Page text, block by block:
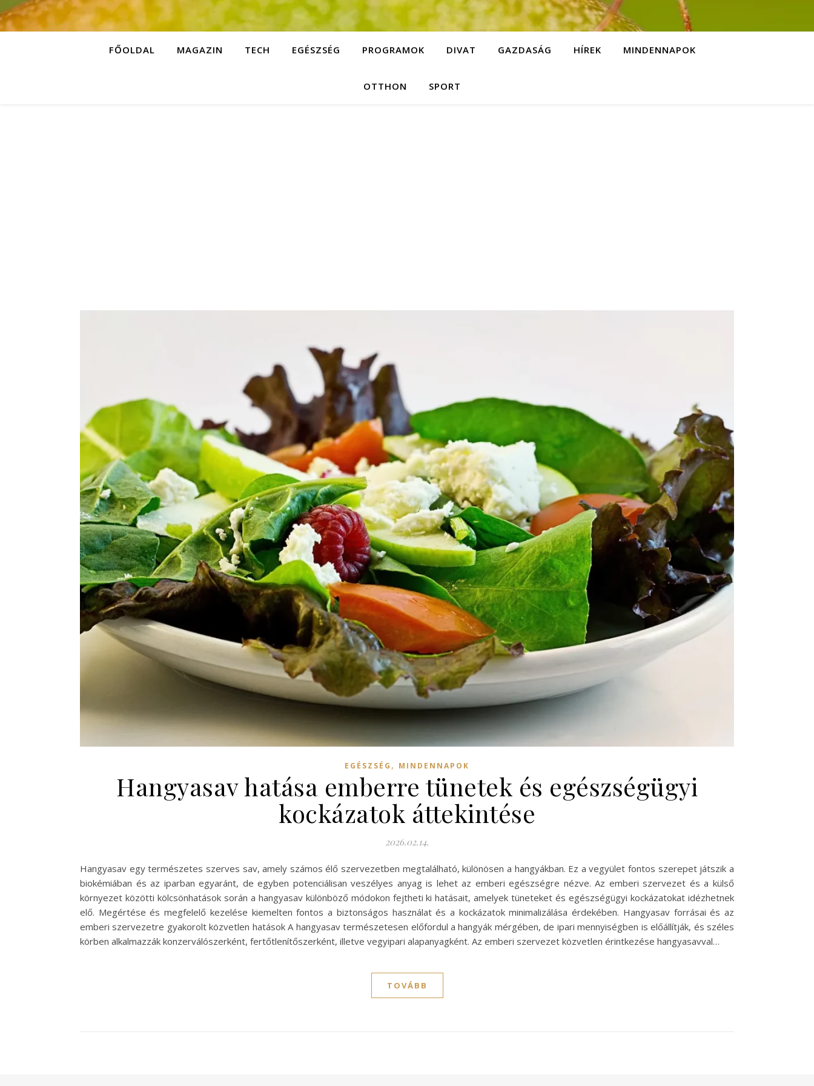
FŐOLDAL MAGAZIN TECH EGÉSZSÉG PROGRAMOK DIVAT GAZDASÁG HÍREK MINDENNAPOK
OTTHON SPORT
EGÉSZSÉG , MINDENNAPOK
Hangyasav hatása emberre tünetek és egészségügyi
kockázatok áttekintése
2026.02.14.
Hangyasav egy természetes szerves sav, amely számos élő szervezetben megtalálható, különösen a hangyákban. Ez a vegyület fontos szerepet játszik a
biokémiában és az iparban egyaránt, de egyben potenciálisan veszélyes anyag is lehet az emberi egészségre nézve. Az emberi szervezet és a külső
környezet közötti kölcsönhatások során a hangyasav különböző módokon fejtheti ki hatásait, amelyek tüneteket és egészségügyi kockázatokat idézhetnek
elő. Megértése és megfelelő kezelése kiemelten fontos a biztonságos használat és a kockázatok minimalizálása érdekében. Hangyasav forrásai és az
emberi szervezetre gyakorolt közvetlen hatások A hangyasav természetesen előfordul a hangyák mérgében, de ipari mennyiségben is előállítják, és széles
körben alkalmazzák konzerválószerként, fertőtlenítőszerként, illetve vegyipari alapanyagként. Az emberi szervezet közvetlen érintkezése hangyasavval…
TOVÁBB